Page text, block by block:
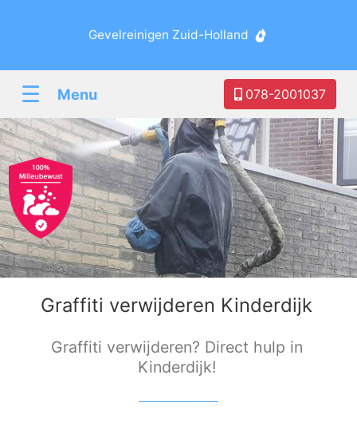
Gevelreinigen Zuid-Holland
☰ Menu 078-2001037
Graffiti verwijderen Kinderdijk
Graffiti verwijderen? Direct hulp in
Kinderdijk!